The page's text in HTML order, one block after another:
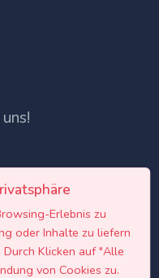
Erlebnis zu
oder Inhalte zu liefern
Klicken auf "Alle
von Cookies zu.